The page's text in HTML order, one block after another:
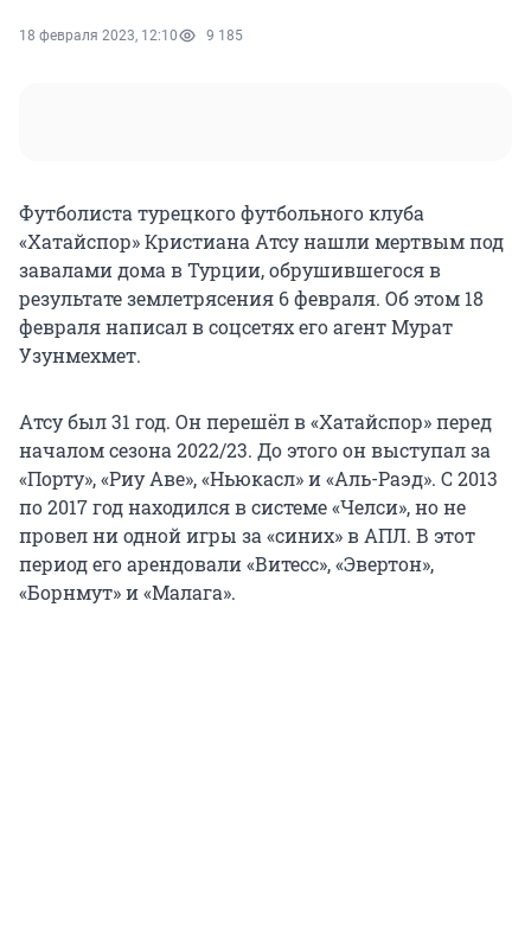
18 февраля 2023, 12:10 9 185
Футболиста турецкого футбольного клуба
«Хатайспор» Кристиана Атсу нашли мертвым под
завалами дома в Турции, обрушившегося в
результате землетрясения 6 февраля. Об этом 18
февраля написал в соцсетях его агент Мурат
Узунмехмет.
Атсу был 31 год. Он перешёл в «Хатайспор» перед
началом сезона 2022/23. До этого он выступал за
«Порту», «Риу Аве», «Ньюкасл» и «Аль-Раэд». С 2013
по 2017 год находился в системе «Челси», но не
провел ни одной игры за «синих» в АПЛ. В этот
период его арендовали «Витесс», «Эвертон»,
«Борнмут» и «Малага».